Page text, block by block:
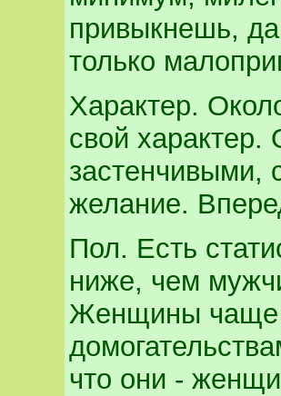
привыкнешь,
только
Характер.
свой характер.
застенчивыми,
желание.
Пол. Есть
ниже, чем
Женщины чаще
что они -